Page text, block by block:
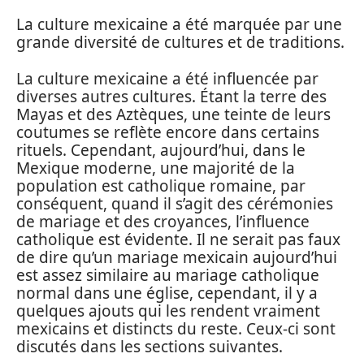
La culture mexicaine a été marquée par une
grande diversité de cultures et de traditions.
La culture mexicaine a été influencée par
diverses autres cultures. Étant la terre des
Mayas et des Aztèques, une teinte de leurs
coutumes se reflète encore dans certains
rituels. Cependant, aujourd’hui, dans le
Mexique moderne, une majorité de la
population est catholique romaine, par
conséquent, quand il s’agit des cérémonies
de mariage et des croyances, l’influence
catholique est évidente. Il ne serait pas faux
de dire qu’un mariage mexicain aujourd’hui
est assez similaire au mariage catholique
normal dans une église, cependant, il y a
quelques ajouts qui les rendent vraiment
mexicains et distincts du reste. Ceux-ci sont
discutés dans les sections suivantes.